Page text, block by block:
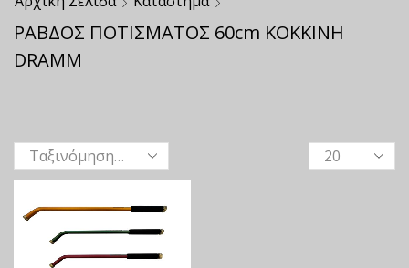
ΡΑΒΔΟΣ ΠΟΤΙΣΜΑΤΟΣ 60cm ΚΟΚΚΙΝΗ
DRAMM